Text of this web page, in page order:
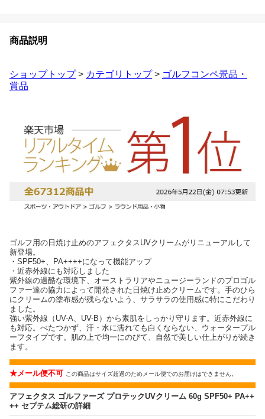
商品説明
ショップトップ> カテゴリトップ> ゴルフコンペ景品・
賞品
ゴルフ用の日焼け止めのアフェクタスUVクリームがリニューアルして
新登場。
・SPF50+、PA++++になって機能アップ
・近赤外線にも対応しました
紫外線の過酷な環境下、オーストラリアやニュージーランドのプロゴル
ファー達の協力によって開発された日焼け止めクリームです。手のひら
にクリームの塗布感が残らないよう、サラサラの使用感に特にこだわり
ました。
強い紫外線（UV-A、UV-B）から素肌をしっかり守ります。近赤外線に
も対応。べたつかず、汗・水に濡れても白くならない、ウォータープル
ーフタイプです。肌の上で均一にのびて、自然で美しい仕上がりが続き
ます。
★メール便不可 この商品はサイズ超過のためメール便でのお届けはできません。
アフェクタス ゴルファーズ プロテックUVクリーム 60g SPF50+ PA++
++ セプテム総研の詳細